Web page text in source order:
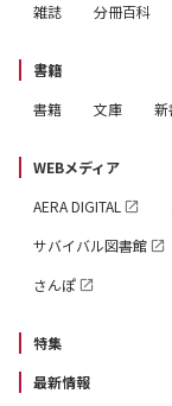
雑誌
分冊百科
書籍
書籍
文庫 新
WEBメディア
AERA DIGITAL
サバイバル図書館
さんぽ
特集
最新情報